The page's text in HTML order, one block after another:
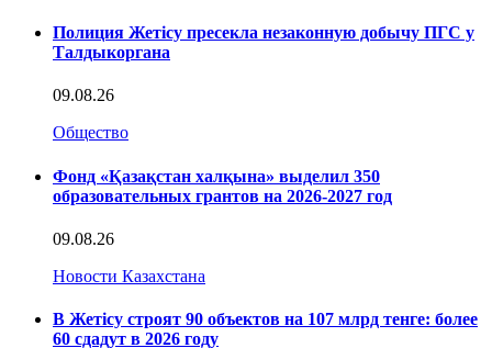
Полиция Жетісу пресекла незаконную добычу ПГС у
Талдыкоргана
09.08.26
Общество
Фонд «Қазақстан халқына» выделил 350
образовательных грантов на 2026-2027 год
09.08.26
Новости Казахстана
В Жетісу строят 90 объектов на 107 млрд тенге: более
60 сдадут в 2026 году